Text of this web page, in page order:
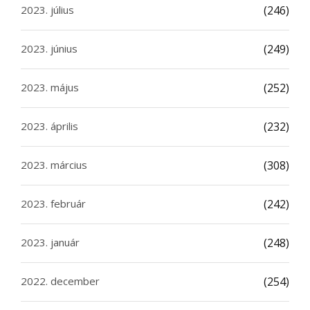
2023. július (246)
2023. június (249)
2023. május (252)
2023. április (232)
2023. március (308)
2023. február (242)
2023. január (248)
2022. december (254)